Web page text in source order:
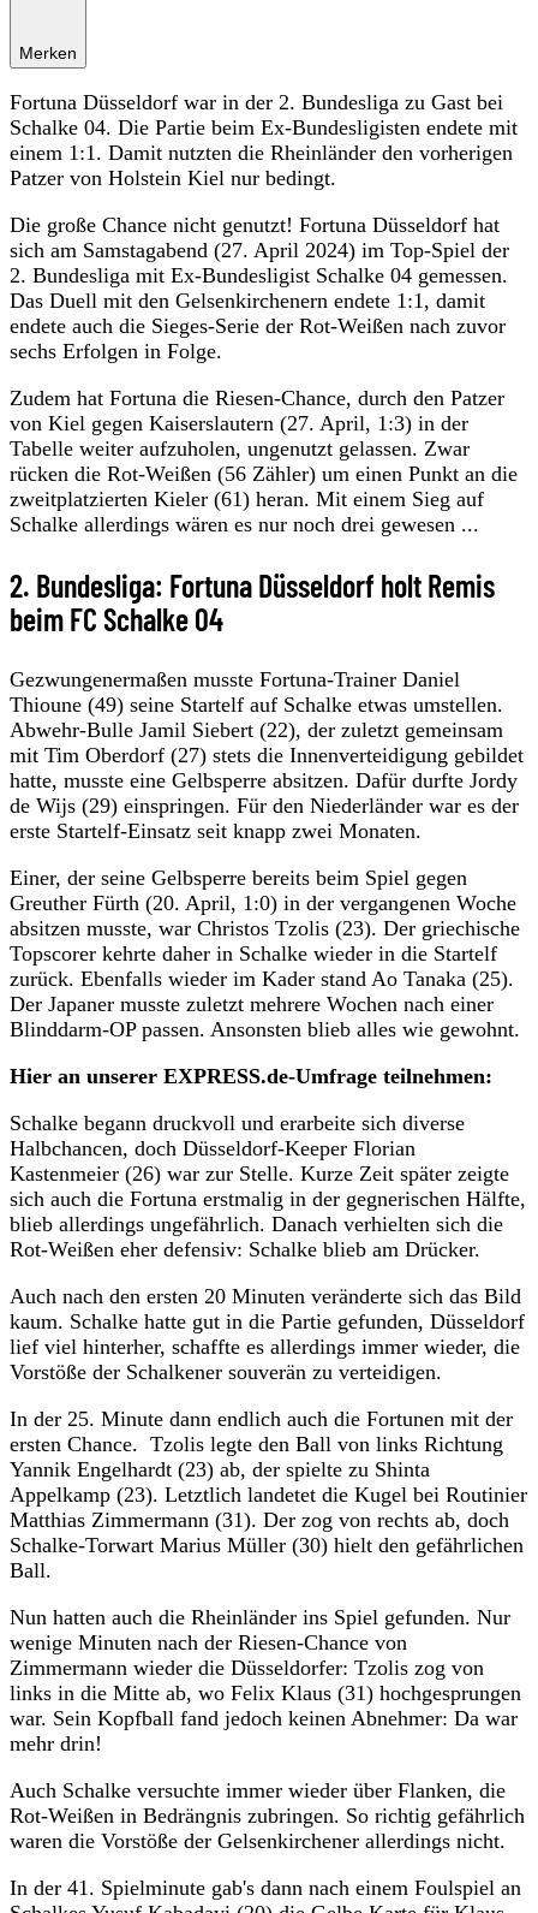
Merken
Fortuna Düsseldorf war in der 2. Bundesliga zu Gast bei
Schalke 04. Die Partie beim Ex-Bundesligisten endete mit
einem 1:1. Damit nutzten die Rheinländer den vorherigen
Patzer von Holstein Kiel nur bedingt.
Die große Chance nicht genutzt! Fortuna Düsseldorf hat
sich am Samstagabend (27. April 2024) im Top-Spiel der
2. Bundesliga mit Ex-Bundesligist Schalke 04 gemessen.
Das Duell mit den Gelsenkirchenern endete 1:1, damit
endete auch die Sieges-Serie der Rot-Weißen nach zuvor
sechs Erfolgen in Folge.
Zudem hat Fortuna die Riesen-Chance, durch den Patzer
von Kiel gegen Kaiserslautern (27. April, 1:3) in der
Tabelle weiter aufzuholen, ungenutzt gelassen. Zwar
rücken die Rot-Weißen (56 Zähler) um einen Punkt an die
zweitplatzierten Kieler (61) heran. Mit einem Sieg auf
Schalke allerdings wären es nur noch drei gewesen ...
2. Bundesliga: Fortuna Düsseldorf holt Remis
beim FC Schalke 04
Gezwungenermaßen musste Fortuna-Trainer Daniel
Thioune (49) seine Startelf auf Schalke etwas umstellen.
Abwehr-Bulle Jamil Siebert (22), der zuletzt gemeinsam
mit Tim Oberdorf (27) stets die Innenverteidigung gebildet
hatte, musste eine Gelbsperre absitzen. Dafür durfte Jordy
de Wijs (29) einspringen. Für den Niederländer war es der
erste Startelf-Einsatz seit knapp zwei Monaten.
Einer, der seine Gelbsperre bereits beim Spiel gegen
Greuther Fürth (20. April, 1:0) in der vergangenen Woche
absitzen musste, war Christos Tzolis (23). Der griechische
Topscorer kehrte daher in Schalke wieder in die Startelf
zurück. Ebenfalls wieder im Kader stand Ao Tanaka (25).
Der Japaner musste zuletzt mehrere Wochen nach einer
Blinddarm-OP passen. Ansonsten blieb alles wie gewohnt.
Hier an unserer EXPRESS.de-Umfrage teilnehmen:
Schalke begann druckvoll und erarbeite sich diverse
Halbchancen, doch Düsseldorf-Keeper Florian
Kastenmeier (26) war zur Stelle. Kurze Zeit später zeigte
sich auch die Fortuna erstmalig in der gegnerischen Hälfte,
blieb allerdings ungefährlich. Danach verhielten sich die
Rot-Weißen eher defensiv: Schalke blieb am Drücker.
Auch nach den ersten 20 Minuten veränderte sich das Bild
kaum. Schalke hatte gut in die Partie gefunden, Düsseldorf
lief viel hinterher, schaffte es allerdings immer wieder, die
Vorstöße der Schalkener souverän zu verteidigen.
In der 25. Minute dann endlich auch die Fortunen mit der
ersten Chance. Tzolis legte den Ball von links Richtung
Yannik Engelhardt (23) ab, der spielte zu Shinta
Appelkamp (23). Letztlich landetet die Kugel bei Routinier
Matthias Zimmermann (31). Der zog von rechts ab, doch
Schalke-Torwart Marius Müller (30) hielt den gefährlichen
Ball.
Nun hatten auch die Rheinländer ins Spiel gefunden. Nur
wenige Minuten nach der Riesen-Chance von
Zimmermann wieder die Düsseldorfer: Tzolis zog von
links in die Mitte ab, wo Felix Klaus (31) hochgesprungen
war. Sein Kopfball fand jedoch keinen Abnehmer: Da war
mehr drin!
Auch Schalke versuchte immer wieder über Flanken, die
Rot-Weißen in Bedrängnis zubringen. So richtig gefährlich
waren die Vorstöße der Gelsenkirchener allerdings nicht.
In der 41. Spielminute gab's dann nach einem Foulspiel an